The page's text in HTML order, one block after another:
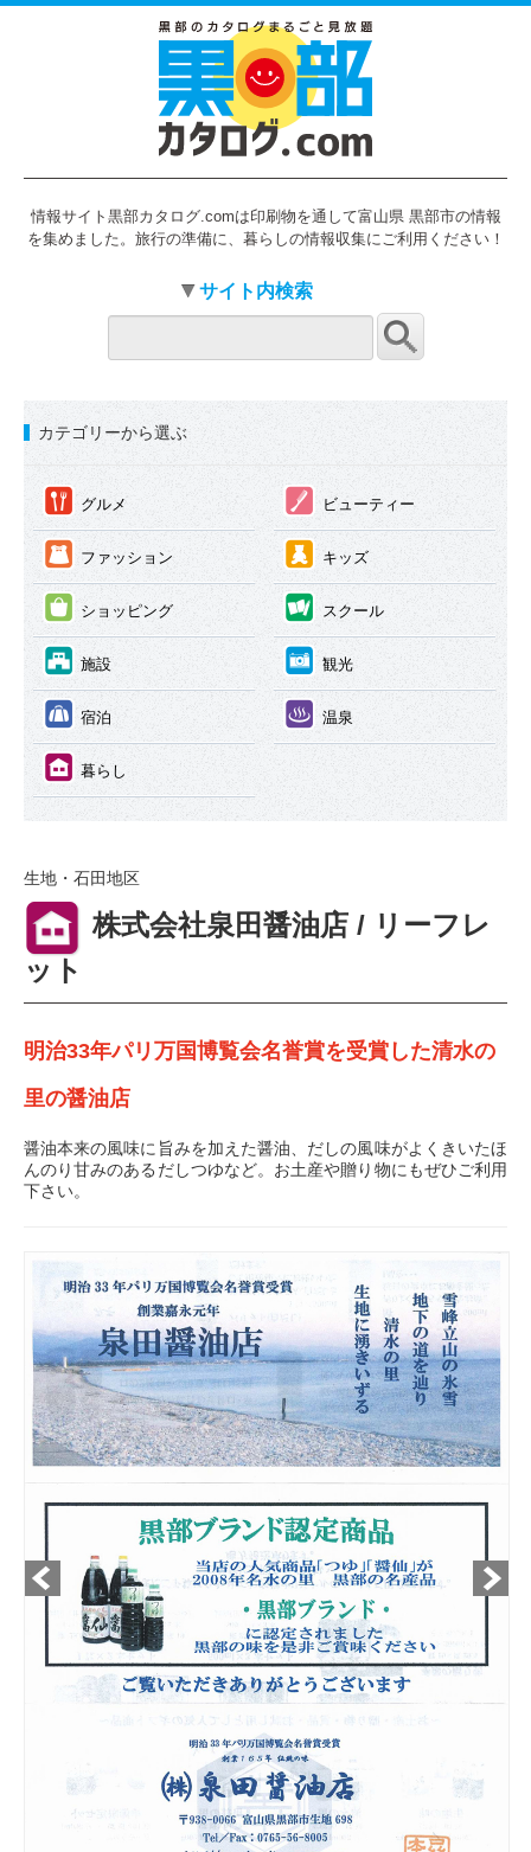
情報サイト黒部カタログ.comは印刷物を通して富山県 黒部市の情報
を集めました。旅行の準備に、暮らしの情報収集にご利用ください！
サイト内検索
カテゴリーから選ぶ
① グルメ ② ビューティー
③ ファッション ④ キッズ
⑤ ショッピング ⑥ スクール
⑦ 施設 ⑧ 観光
⑨ 宿泊 ⑩ 温泉
⑪ 暮らし
生地・石田地区
⑪ 株式会社泉田醤油店 / リーフレ
ット
明治33年パリ万国博覧会名誉賞を受賞した清水の
里の醤油店
醤油本来の風味に旨みを加えた醤油、だしの風味がよくきいたほ
んのり甘みのあるだしつゆなど。お土産や贈り物にもぜひご利用
下さい。